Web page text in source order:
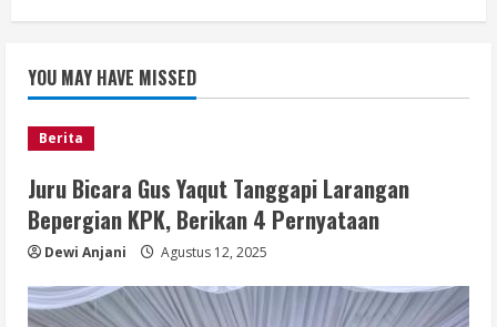
YOU MAY HAVE MISSED
Berita
Juru Bicara Gus Yaqut Tanggapi Larangan
Bepergian KPK, Berikan 4 Pernyataan
Dewi Anjani Agustus 12, 2025